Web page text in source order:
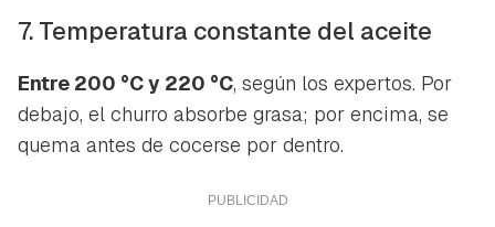
7. Temperatura constante del aceite
Entre 200 °C y 220 °C, según los expertos. Por
debajo, el churro absorbe grasa; por encima, se
quema antes de cocerse por dentro.